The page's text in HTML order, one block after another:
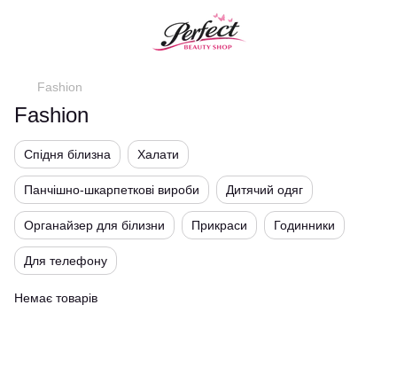
Fashion
Fashion
Спідня білизна Халати
Панчішно-шкарпеткові вироби Дитячий одяг
Органайзер для білизни Прикраси Годинники
Для телефону
Немає товарів